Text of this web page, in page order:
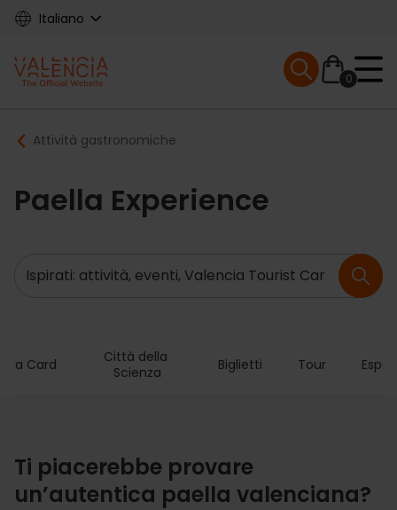
Skip
content
Italiano
Main
navigation
0
Mobile menu
Breadcrumb
Attività gastronomiche
Paella Experience
Ricerca
Card
Città della
Scienza
Biglietti Tour
Ti piacerebbe provare
un’autentica paella valenciana?